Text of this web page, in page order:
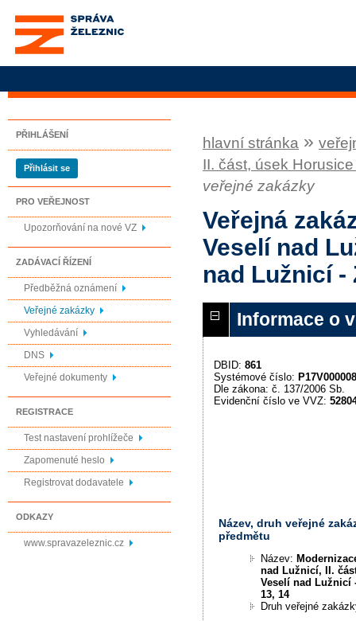
Správa železnic, státní
organizace
PŘIHLÁŠENÍ
Přihlásit se
PRO VEŘEJNOST
Upozorňování na nové VZ
ZADÁVACÍ ŘÍZENÍ
Předběžná oznámení
Veřejné zakázky
Vyhledávání
DNS
Veřejné dokumenty
REGISTRACE
Test nastavení prohlížeče
Zapomenuté heslo
Registrovat dodavatele
ODKAZY
www.spravazeleznic.cz
hlavní stránka »
II. část, úsek
veřejné zakázky
Veřejná
Veselí nad
nad Lužnicí -
Informace o
DBID: 861
Systémové číslo:
Dle zákona: č. 137/2006 Sb.
Evidenční číslo ve VVZ:
Název, druh veřejné
předmětu
Název:
nad Lužnicí, II.
Veselí nad Lužnicí
13, 14
Druh veřejné